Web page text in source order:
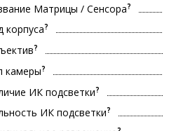
Матрицы / Сенсора?
корпуса?
?
камеры?
ИК подсветки?
ИК подсветки?